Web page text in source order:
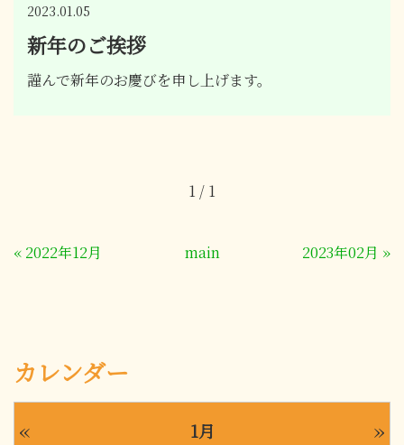
カレンダー
« 1月 »
新年のご挨拶
2023.01.05
謹んで新年のお慶びを申し上げます。
1 / 1
« 2022年12月 main 2023年02月 »